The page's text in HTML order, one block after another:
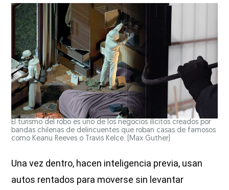
El turismo del robo es uno de los negocios ilícitos creados por
bandas chilenas de delincuentes que roban casas de famosos
como Keanu Reeves o Travis Kelce. (Max Guther)
Una vez dentro, hacen inteligencia previa, usan
autos rentados para moverse sin levantar